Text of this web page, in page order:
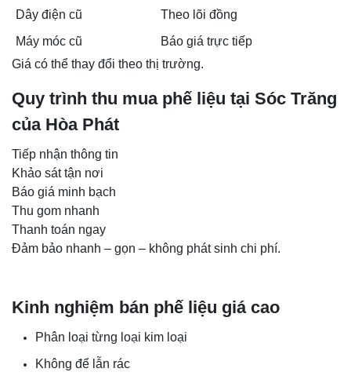
Dây điện cũ
Theo lõi đồng
Máy móc cũ
Báo giá trực tiếp
Giá có thể thay đổi theo thị trường.
Quy trình thu mua phế liệu tại Sóc Trăng
của Hòa Phát
Tiếp nhận thông tin
Khảo sát tận nơi
Báo giá minh bạch
Thu gom nhanh
Thanh toán ngay
Đảm bảo nhanh – gọn – không phát sinh chi phí.
Kinh nghiệm bán phế liệu giá cao
Phân loại từng loại kim loại
Không để lẫn rác